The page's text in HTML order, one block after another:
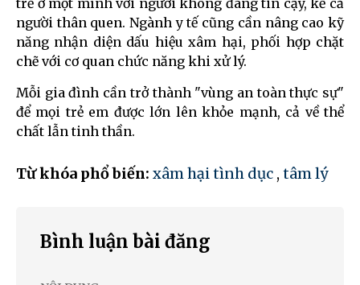
người thân quen. Ngành y tế cũng cần nâng cao kỹ
năng nhận diện dấu hiệu xâm hại, phối hợp chặt
chẽ với cơ quan chức năng khi xử lý.
Mỗi gia đình cần trở thành "vùng an toàn thực sự"
để mọi trẻ em được lớn lên khỏe mạnh, cả về thể
chất lẫn tinh thần.
Từ khóa phổ biến: xâm hại tình dục , tâm lý
Bình luận bài đăng